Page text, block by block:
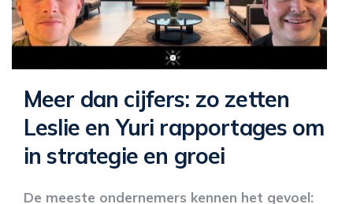
Meer dan cijfers: zo zetten
Leslie en Yuri rapportages om
in strategie en groei
De meeste ondernemers kennen het gevoel: